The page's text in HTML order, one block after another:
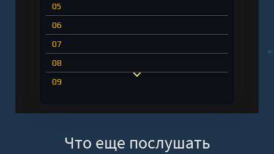
05
06
07
08
09
Что еще послушать